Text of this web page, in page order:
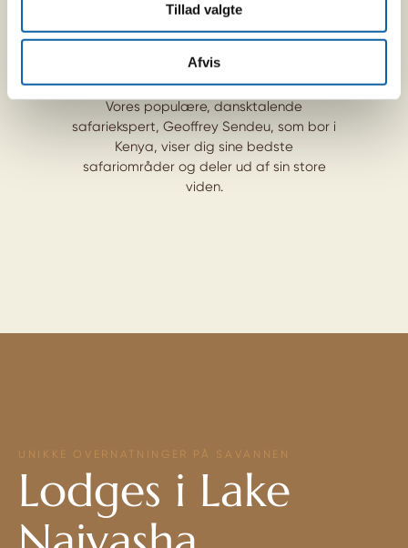
Tillad valgte
Afvis
Geoffreys Kenya safari
Frakr 25.699
Vores populære, dansktalende
safariekspert, Geoffrey Sendeu, som bor i
Kenya, viser dig sine bedste
safariområder og deler ud af sin store
viden.
UNIKKE OVERNATNINGER PÅ SAVANNEN
Lodges i Lake